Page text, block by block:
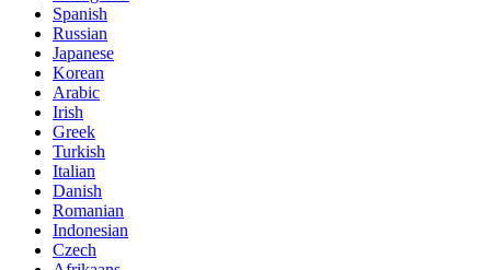
Spanish
Russian
Japanese
Korean
Arabic
Irish
Greek
Turkish
Italian
Danish
Romanian
Indonesian
Czech